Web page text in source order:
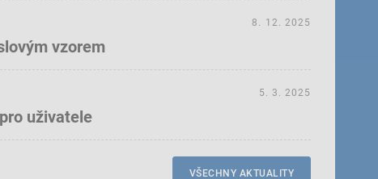
vzorem
8. 12. 2025
uživatele
5. 3. 2025
VŠECHNY AKTUALITY